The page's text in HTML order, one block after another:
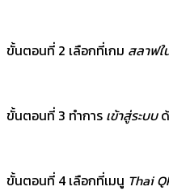
ขั้นตอนที่ 2 เลือกที่เกม สลาฟ
ขั้นตอนที่ 3 ทำการ เข้าสู่ระบบด้
ขั้นตอนที่ 4 เลือกที่เมนู Thai